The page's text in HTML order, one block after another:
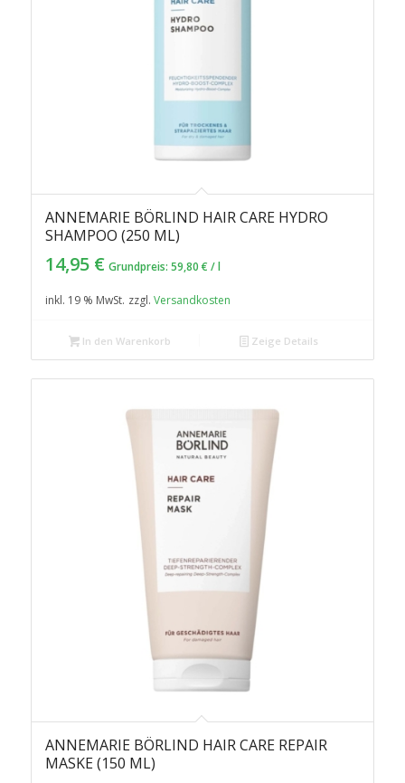
ANNEMARIE BÖRLIND HAIR CARE HYDRO
SHAMPOO (250 ML)
14,95 € Grundpreis: 59,80 € /l
inkl. 19 % MwSt. zzgl. Versandkosten
In den Warenkorb Zeige Details
ANNEMARIE BÖRLIND HAIR CARE REPAIR
MASKE (150 ML)